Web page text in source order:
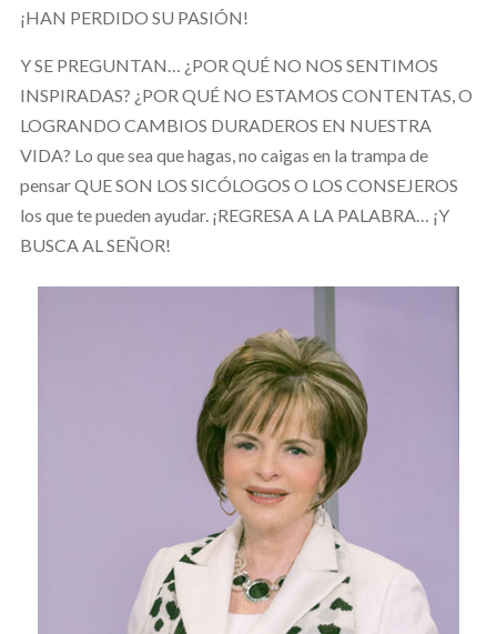
¡HAN PERDIDO SU PASIÓN!
Y SE PREGUNTAN… ¿POR QUÉ NO NOS SENTIMOS
INSPIRADAS? ¿POR QUÉ NO ESTAMOS CONTENTAS, O
LOGRANDO CAMBIOS DURADEROS EN NUESTRA
VIDA? Lo que sea que hagas, no caigas en la trampa de
pensar QUE SON LOS SICÓLOGOS O LOS CONSEJEROS
los que te pueden ayudar. ¡REGRESA A LA PALABRA… ¡Y
BUSCA AL SEÑOR!